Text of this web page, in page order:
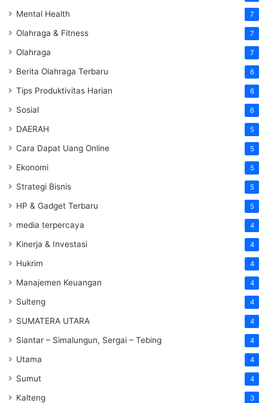
Mental Health 7
Olahraga & Fitness 7
Olahraga 7
Berita Olahraga Terbaru 6
Tips Produktivitas Harian 6
Sosial 6
DAERAH 5
Cara Dapat Uang Online 5
Ekonomi 5
Strategi Bisnis 5
HP & Gadget Terbaru 5
media terpercaya 4
Kinerja & Investasi 4
Hukrim 4
Manajemen Keuangan 4
Sulteng 4
SUMATERA UTARA 4
Siantar – Simalungun, Sergai – Tebing 4
Utama 4
Sumut 4
Kalteng 3